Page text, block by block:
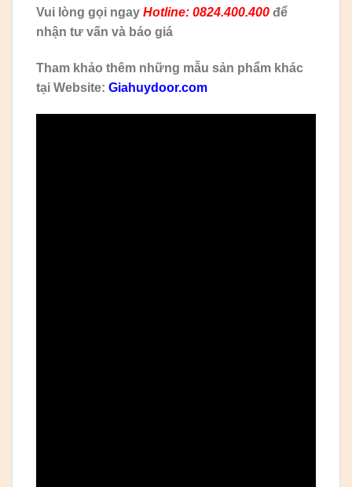
Vui lòng gọi ngay Hotline: 0824.400.400 để
nhận tư vấn và báo giá
Tham khảo thêm những mẫu sản phẩm khác
tại Website: Giahuydoor.com